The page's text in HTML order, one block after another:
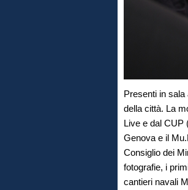
Presenti in sala
della città. La
Live e dal CUP
Genova e il
Consiglio dei
fotografie, i
cantieri navali